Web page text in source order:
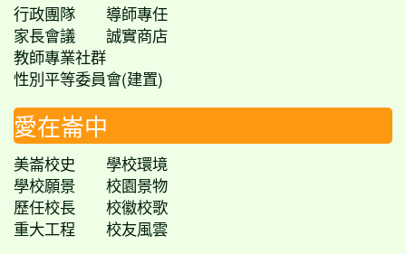
行政團隊
導師專任
家長會議
誠實商店
教師專業社群
性別平等委員會(建置)
愛在崙中
美崙校史
學校環境
學校願景
校園景物
歷任校長
校徽校歌
重大工程
校友風雲